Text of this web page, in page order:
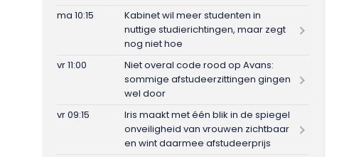
ma 10:15
Kabinet wil meer studenten in
nuttige studierichtingen, maar zegt
nog niet hoe
vr 11:00
Niet overal code rood op Avans:
sommige afstudeerzittingen gingen
wel door
vr 09:15
Iris maakt met één blik in de spiegel
onveiligheid van vrouwen zichtbaar
en wint daarmee afstudeerprijs